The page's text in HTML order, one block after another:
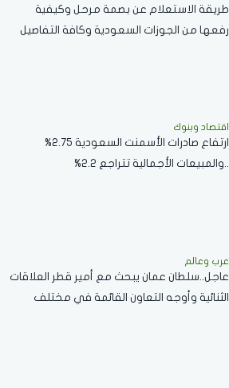
طريقة الاستعلام عن بصمة مرحل وكيفية
رفعها من الجوزات السعودية وكافة التفاصيل
اقتصاد وبنوك
ارتفاع صادرات الأسمنت السعودية 2.75%
..والمبيعات الأجمالية تتراجع 2.2%
عرب وعالم
عاجل..سلطان عمان يبحث مع أمير قطر العلاقات
الثنائية وأوجه التعاون القائمة في مختلف